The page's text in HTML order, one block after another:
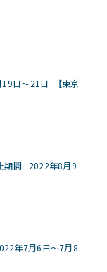
19日～21日 【東京
期間 : 2022年8月9
年7月6日～7月8